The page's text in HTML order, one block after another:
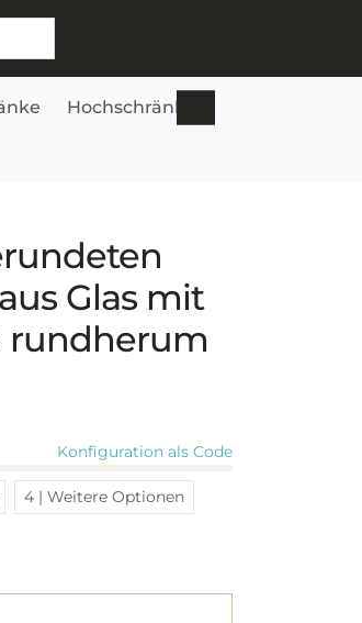
Hochschränke
Glas mit
rundherum
Konfiguration als Code
4 | Weitere Optionen